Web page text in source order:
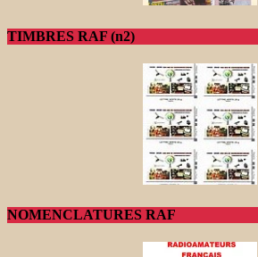
TIMBRES RAF (n2)
NOMENCLATURES RAF